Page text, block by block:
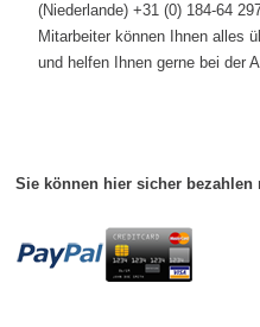
Wathose
(Niederlande) +31 (0) 184-64
Mitarbeiter können Ihnen alles
und helfen Ihnen gerne bei der
Sie können hier sicher bezahlen